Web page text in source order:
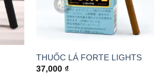
THUỐC LÁ FORTE LIGHTS
37,000 ₫